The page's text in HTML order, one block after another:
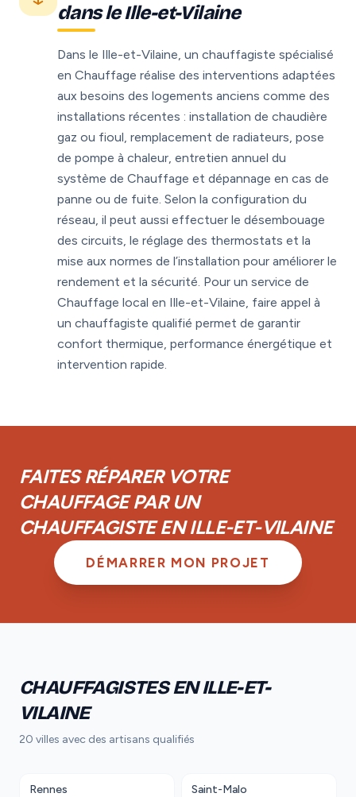
dans le Ille-et-Vilaine
Dans le Ille-et-Vilaine, un chauffagiste spécialisé
en Chauffage réalise des interventions adaptées
aux besoins des logements anciens comme des
installations récentes : installation de chaudière
gaz ou fioul, remplacement de radiateurs, pose
de pompe à chaleur, entretien annuel du
système de Chauffage et dépannage en cas de
panne ou de fuite. Selon la configuration du
réseau, il peut aussi effectuer le désembouage
des circuits, le réglage des thermostats et la
mise aux normes de l’installation pour améliorer le
rendement et la sécurité. Pour un service de
Chauffage local en Ille-et-Vilaine, faire appel à
un chauffagiste qualifié permet de garantir
confort thermique, performance énergétique et
intervention rapide.
FAITES RÉPARER VOTRE
CHAUFFAGE PAR UN
CHAUFFAGISTE EN ILLE-ET-VILAINE
DÉMARRER MON PROJET
CHAUFFAGISTES EN ILLE-ET-
VILAINE
20 villes avec des artisans qualifiés
Rennes Saint-Malo